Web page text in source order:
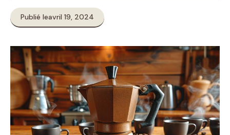
Publié leavril 19, 2024